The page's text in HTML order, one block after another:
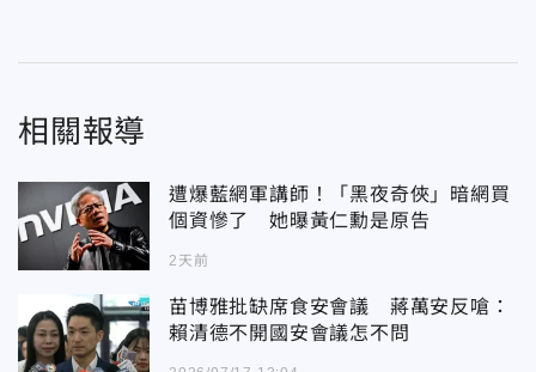
相關報導
遭爆藍網軍講師！「黑夜奇俠」暗網買
個資慘了 她曝黃仁勳是原告
2天前
苗博雅批缺席食安會議 蔣萬安反嗆：
賴清德不開國安會議怎不問